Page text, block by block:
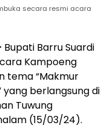
secara resmi acara
Bupati Barru Suardi
Kampoeng
tema “Makmur
yang berlangsung di
Tuwung
(15/03/24).